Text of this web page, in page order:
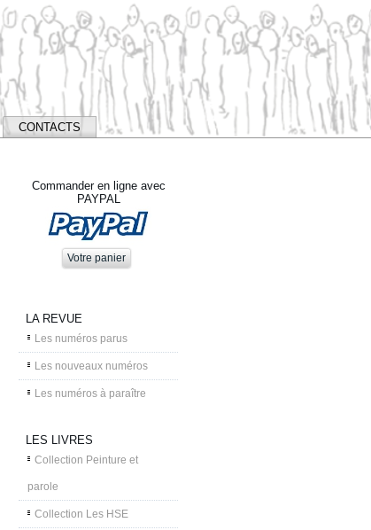
CONTACTS
Commander en ligne avec
PAYPAL
LA REVUE
Les numéros parus
Les nouveaux numéros
Les numéros à paraître
LES LIVRES
Collection Peinture et
parole
Collection Les HSE